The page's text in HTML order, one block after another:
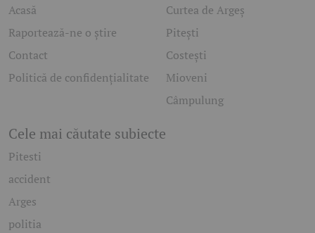
Acasă
Raportează-ne o știre
Contact
Politică de confidențialitate
Curtea de Argeș
Pitești
Costești
Mioveni
Câmpulung
Cele mai căutate subiecte
Pitesti
accident
Arges
politia